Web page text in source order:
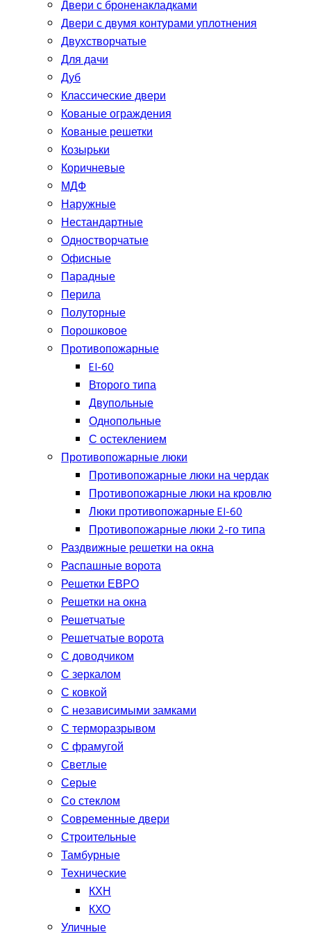
Двери с броненакладками
Двери с двумя контурами уплотнения
Двухстворчатые
Для дачи
Дуб
Классические двери
Кованые ограждения
Кованые решетки
Козырьки
Коричневые
МДФ
Наружные
Нестандартные
Одностворчатые
Офисные
Парадные
Перила
Полуторные
Порошковое
Противопожарные
EI-60
Второго типа
Двупольные
Однопольные
С остеклением
Противопожарные люки
Противопожарные люки на чердак
Противопожарные люки на кровлю
Люки противопожарные EI-60
Противопожарные люки 2-го типа
Раздвижные решетки на окна
Распашные ворота
Решетки ЕВРО
Решетки на окна
Решетчатые
Решетчатые ворота
С доводчиком
С зеркалом
С ковкой
С независимыми замками
С терморазрывом
С фрамугой
Светлые
Серые
Со стеклом
Современные двери
Строительные
Тамбурные
Технические
КХН
КХО
Уличные